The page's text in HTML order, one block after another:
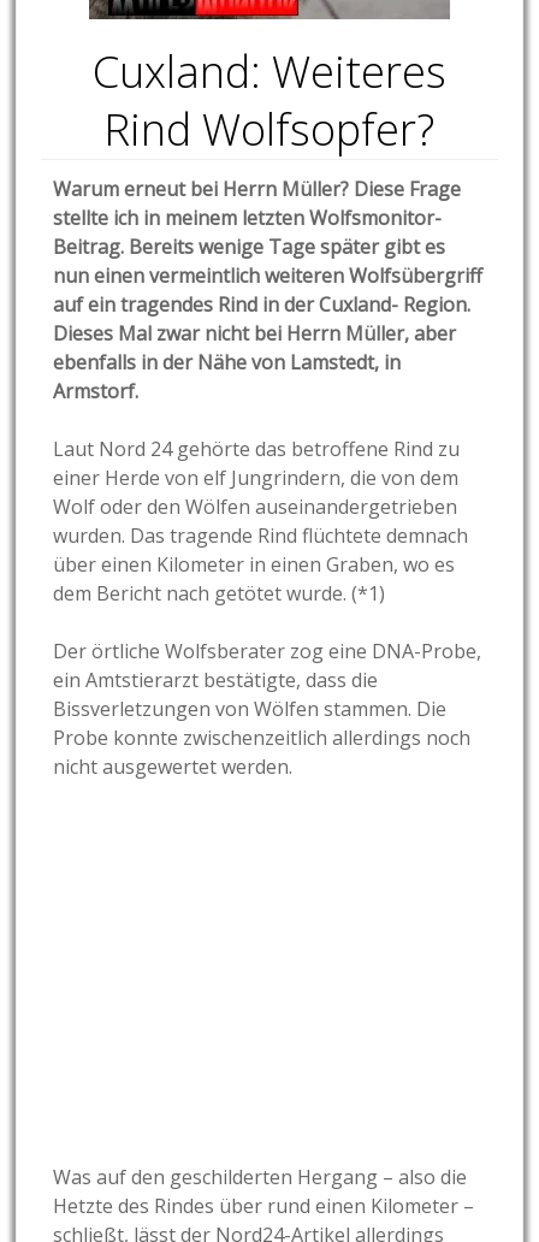
Cuxland: Weiteres
Rind Wolfsopfer?
Warum erneut bei Herrn Müller? Diese Frage
stellte ich in meinem letzten Wolfsmonitor-
Beitrag. Bereits wenige Tage später gibt es
nun einen vermeintlich weiteren Wolfsübergriff
auf ein tragendes Rind in der Cuxland- Region.
Dieses Mal zwar nicht bei Herrn Müller, aber
ebenfalls in der Nähe von Lamstedt, in
Armstorf.
Laut Nord 24 gehörte das betroffene Rind zu
einer Herde von elf Jungrindern, die von dem
Wolf oder den Wölfen auseinandergetrieben
wurden. Das tragende Rind flüchtete demnach
über einen Kilometer in einen Graben, wo es
dem Bericht nach getötet wurde. (*1)
Der örtliche Wolfsberater zog eine DNA-Probe,
ein Amtstierarzt bestätigte, dass die
Bissverletzungen von Wölfen stammen. Die
Probe konnte zwischenzeitlich allerdings noch
nicht ausgewertet werden.
Was auf den geschilderten Hergang – also die
Hetzte des Rindes über rund einen Kilometer –
schließt, lässt der Nord24-Artikel allerdings